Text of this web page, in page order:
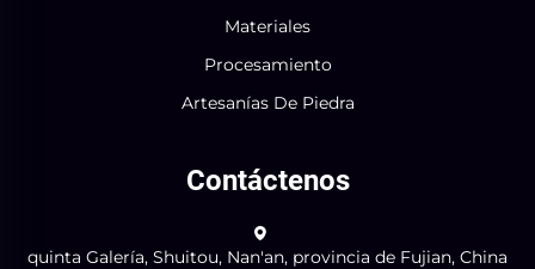
Materiales
Procesamiento
Artesanías De Piedra
Contáctenos
quinta Galería, Shuitou, Nan'an, provincia de Fujian, China